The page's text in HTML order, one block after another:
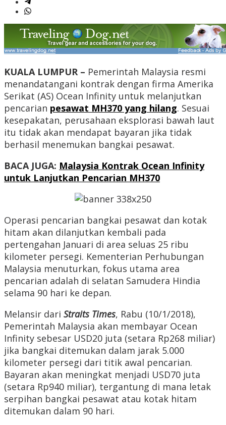
KUALA LUMPUR – Pemerintah Malaysia resmi
menandatangani kontrak dengan firma Amerika
Serikat (AS) Ocean Infinity untuk melanjutkan
pencarian pesawat MH370 yang hilang. Sesuai
kesepakatan, perusahaan eksplorasi bawah laut
itu tidak akan mendapat bayaran jika tidak
berhasil menemukan bangkai pesawat.
BACA JUGA: Malaysia Kontrak Ocean Infinity
untuk Lanjutkan Pencarian MH370
Operasi pencarian bangkai pesawat dan kotak
hitam akan dilanjutkan kembali pada
pertengahan Januari di area seluas 25 ribu
kilometer persegi. Kementerian Perhubungan
Malaysia menuturkan, fokus utama area
pencarian adalah di selatan Samudera Hindia
selama 90 hari ke depan.
Melansir dari Straits Times, Rabu (10/1/2018),
Pemerintah Malaysia akan membayar Ocean
Infinity sebesar USD20 juta (setara Rp268 miliar)
jika bangkai ditemukan dalam jarak 5.000
kilometer persegi dari titik awal pencarian.
Bayaran akan meningkat menjadi USD70 juta
(setara Rp940 miliar), tergantung di mana letak
serpihan bangkai pesawat atau kotak hitam
ditemukan dalam 90 hari.